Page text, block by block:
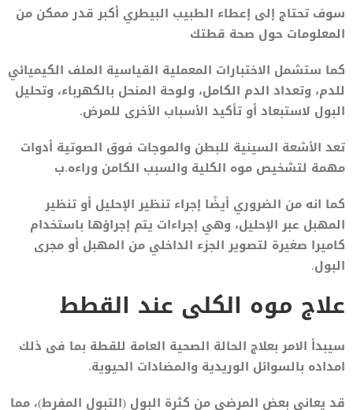
سوف تحتاج إلى إعطاء الطبيب البيطري أكبر قدر ممكن من
المعلومات حول صحة قطتك
كما ستشمل الاختبارات المعملية القياسية الملف الكيميائي
للدم، وتعداد الدم الكامل، ولوحة المنحل بالكهرباء، وتحليل
البول لاستبعاد أو تأكيد الأسباب الأخرى للمرض.
تعد الأشعة السينية للبطن والموجات فوق الصوتية أدوات
مهمة لتشخيص موه الكلية والسبب الكامن وراءه.ب
كما انه من الضروري أيضًا إجراء تنظير الإحليل أو تنظير
المهبل عبر الإحليل، وهي إجراءات يتم إجراؤها باستخدام
كاميرا صغيرة لتصوير الجزء الداخلي من المهبل أو مجرى
البول.
علاج موه الكلى عند القطط
سيبدأ الامر بعلاج الحالة الصحية العامة للقطة بما فى ذلك
امداده بالسوائل الوريدية والمضادات الحيوية.
قد يعاني بعض المرضى من كثرة البول (التبول المفرط)، مما